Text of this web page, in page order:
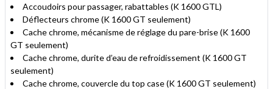
Accoudoirs pour passager, rabattables (K 1600 GTL)
Déflecteurs chrome (K 1600 GT seulement)
Cache chrome, mécanisme de réglage du pare-brise (K 1600
GT seulement)
Cache chrome, durite d’eau de refroidissement (K 1600 GT
seulement)
Cache chrome, couvercle du top case (K 1600 GT seulement)